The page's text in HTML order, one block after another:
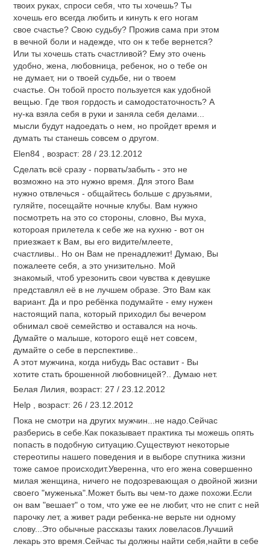
твоих руках, спроси себя, что ты хочешь? Ты
хочешь его всегда любить и кинуть к его ногам
свое счастье? Свою судьбу? Прожив сама при этом
в вечной боли и надежде, что он к тебе вернется?
Или ты хочешь стать счастливой? Ему это очень
удобно, жена, любовница, ребенок, но о тебе он
не думает, ни о твоей судьбе, ни о твоем
счастье. Он тобой просто пользуется как удобной
вещью. Где твоя гордость и самодостаточность? А
ну-ка взяла себя в руки и заняла себя делами...
мысли будут надоедать о нем, но пройдет время и
думать ты станешь совсем о другом.
Elen84 , возраст: 28 / 23.12.2012
Сделать всё сразу - порвать/забыть - это не
возможно на это нужно время. Для этого Вам
нужно отвлечься - общайтесь больше с друзьями,
гуляйте, посещайте ночные клубы. Вам нужно
посмотреть на это со стороны, словно, Вы муха,
котороая прилетела к себе же на кухню - вот он
приезжает к Вам, вы его видите/млеете,
счастливы.. Но он Вам не пренадлежит! Думаю, Вы
пожалеете себя, а это унизительно. Мой
знакомый, чтоб урезонить свои чувства к девушке
представлял её в не лучшем образе. Это Вам как
вариант. Да и про ребёнка подумайте - ему нужен
настоящий папа, который приходил бы вечером
обнимал своё семейство и оставался на ночь.
Думайте о малыше, которого ещё нет совсем,
думайте о себе в перспективе..
А этот мужчина, когда нибудь Вас оставит - Вы
хотите стать брошенной любовницей?.. Думаю нет.
Белая Лилия, возраст: 27 / 23.12.2012
Help , возраст: 26 / 23.12.2012
Пока не смотри на других мужчин...не надо.Сейчас
разберись в себе.Как показывает практика ты можешь опять
попасть в подобную ситуацию.Существуют некоторые
стереотипы нашего поведения и в выборе спутника жизни
тоже самое происходит.Уверенна, что его жена совершенно
милая женщина, ничего не подозревающая о двойной жизни
своего "муженька".Может быть вы чем-то даже похожи.Если
он вам "вешает" о том, что уже ее не любит, что не спит с ней
парочку лет, а живет ради ребенка-не верьте ни одному
слову...Это обычные рассказы таких ловеласов.Лучший
лекарь это время.Сейчас ты должны найти себя,найти в себе